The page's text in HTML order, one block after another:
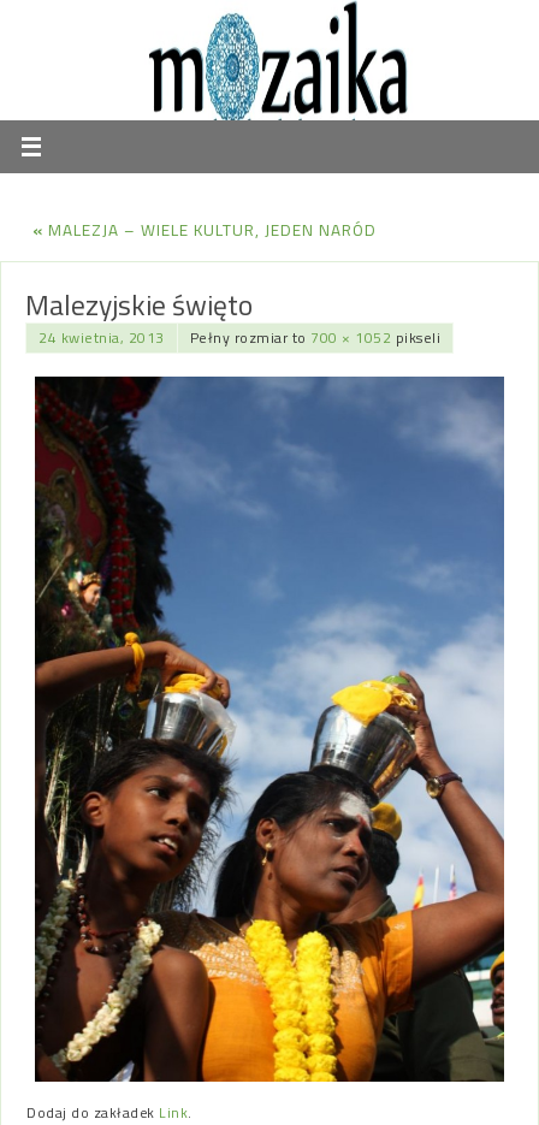
« MALEZJA – WIELE KULTUR, JEDEN NARÓD
Malezyjskie święto
24 kwietnia, 2013 Pełny rozmiar to 700 × 1052 pikseli
Dodaj do zakładek Link.